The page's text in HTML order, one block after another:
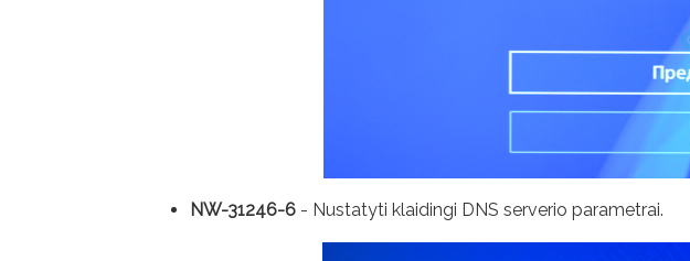
NW-31246-6 - Nustatyti klaidingi DNS serverio parametrai.